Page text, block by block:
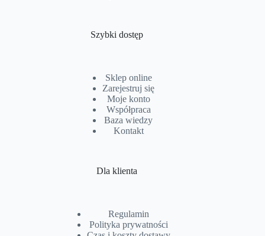
Szybki dostęp
Sklep online
Zarejestruj się
Moje konto
Współpraca
Baza wiedzy
Kontakt
Dla klienta
Regulamin
Polityka prywatności